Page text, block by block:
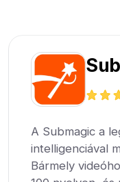
A Submagic a
intelligenciával
Bármely